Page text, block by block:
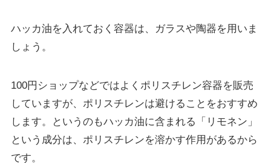
ハッカ油を入れておく容器は、ガラスや陶器を用いま
しょう。
100円ショップなどではよくポリスチレン容器を販売
していますが、ポリスチレンは避けることをおすすめ
します。というのもハッカ油に含まれる「リモネン」
という成分は、 ポリスチレンを溶かす作用 があるから
です。